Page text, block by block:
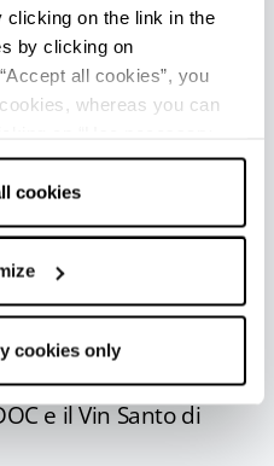
on the link in the
by clicking on
all cookies”, you
whereas you can
cookies for the
will be used.
cookies
cookies only
Colli Piacentini
vitigno
l’ortrugo
e caratteristico.
e Ortrugo, i
Vini D.O.C. Colli
quotidianamente nella
di vini come il
e il Vin Santo di